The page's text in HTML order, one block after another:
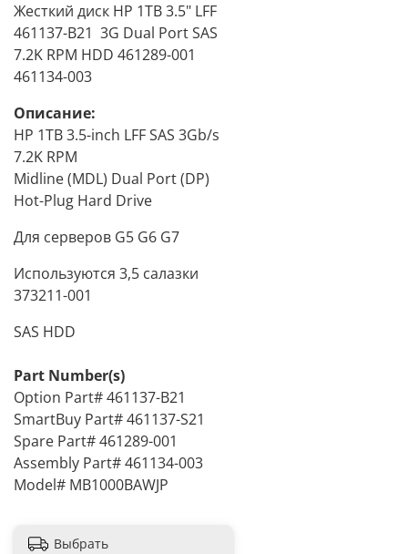
Жесткий диск HP 1TB 3.5" LFF
461137-B21 3G Dual Port SAS
7.2K RPM HDD 461289-001
461134-003
Описание:
HP 1TB 3.5-inch LFF SAS 3Gb/s
7.2K RPM
Midline (MDL) Dual Port (DP)
Hot-Plug Hard Drive
Для серверов G5 G6 G7
Используются 3,5 салазки
373211-001
SAS HDD
Part Number(s)
Option Part# 461137-B21
SmartBuy Part# 461137-S21
Spare Part# 461289-001
Assembly Part# 461134-003
Model# MB1000BAWJP
Выбрать